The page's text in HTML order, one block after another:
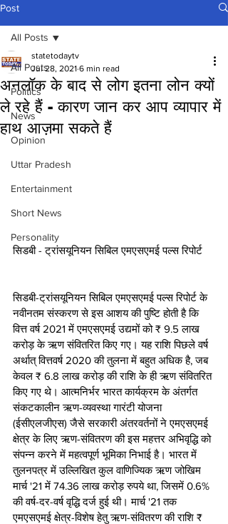
Post
All Posts
Politics
News
Opinion
Uttar Pradesh
Entertainment
Short News
Personality
All Posts
अनलॉक के बाद से लोग इतना लोन क्यों
ले रहे हैं - कारण जान कर आप व्यापार में
हाथ आज़मा सकते हैं
statetodaytv
Jul 28, 2021 6 min read
सिडबी - ट्रांसयूनियन सिबिल एमएसएमई पल्स रिपोर्ट
सिडबी-ट्रांसयूनियन सिबिल एमएसएमई पल्स रिपोर्ट के
नवीनतम संस्करण से इस आशय की पुष्टि होती है कि
वित्त वर्ष 2021 में एमएसएमई उद्यमों को ₹ 9.5 लाख
करोड़ के ऋण संवितरित किए गए। यह राशि पिछले वर्ष
अर्थात् वित्तवर्ष 2020 की तुलना में बहुत अधिक है, जब
केवल ₹ 6.8 लाख करोड़ की राशि के ही ऋण संवितरित
किए गए थे। आत्मनिर्भर भारत कार्यक्रम के अंतर्गत
संकटकालीन ऋण-व्यवस्था गारंटी योजना
(ईसीएलजीएस) जैसे सरकारी अंतरवर्तनों ने एमएसएमई
क्षेत्र के लिए ऋण-संवितरण की इस महत्तर अभिवृद्धि को
संपन्न करने में महत्वपूर्ण भूमिका निभाई है। भारत में
तुलनपत्र में उल्लिखित कुल वाणिज्यिक ऋण जोखिम
मार्च '21 में 74.36 लाख करोड़ रुपये था, जिसमें 0.6%
की वर्ष-दर-वर्ष वृद्धि दर्ज हुई थी। मार्च '21 तक
एमएसएमई क्षेत्र-विशेष हेतु ऋण-संवितरण की राशि ₹